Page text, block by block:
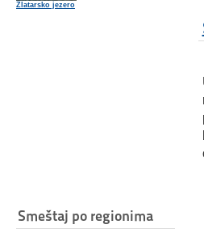
Zlatarsko jezero
Smeštaj po regionima